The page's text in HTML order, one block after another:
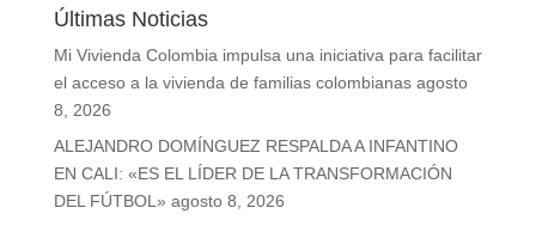
Últimas Noticias
Mi Vivienda Colombia impulsa una iniciativa para facilitar
el acceso a la vivienda de familias colombianas agosto
8, 2026
ALEJANDRO DOMÍNGUEZ RESPALDA A INFANTINO
EN CALI: «ES EL LÍDER DE LA TRANSFORMACIÓN
DEL FÚTBOL» agosto 8, 2026